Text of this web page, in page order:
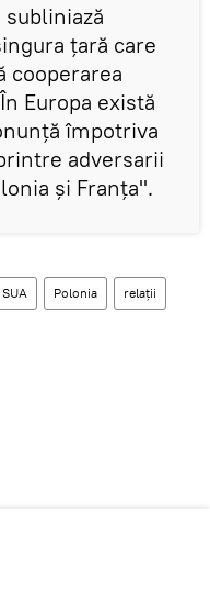
țară care
cooperarea
Europa există
împotriva
adversarii
și Franța".
SUA Polonia relații